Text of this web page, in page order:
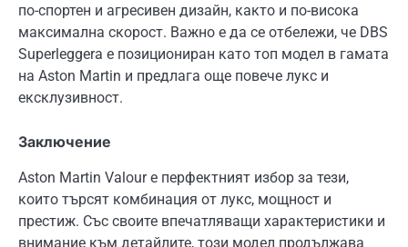
по-спортен и агресивен дизайн, както и по-висока
максимална скорост. Важно е да се отбележи, че DBS
Superleggera е позициониран като топ модел в гамата
на Aston Martin и предлага още повече лукс и
ексклузивност.
Заключение
Aston Martin Valour е перфектният избор за тези,
които търсят комбинация от лукс, мощност и
престиж. Със своите впечатляващи характеристики и
внимание към детайлите, този модел продължава